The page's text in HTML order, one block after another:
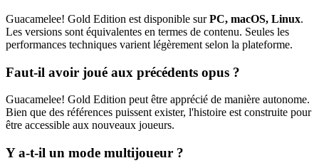
Guacamelee! Gold Edition est disponible surPC, macOS, Linux.
Les versions sont équivalentes en termes de contenu. Seules les
performances techniques varient légèrement selon la plateforme.
Faut-il avoir joué aux précédents opus ?
Guacamelee! Gold Edition peut être apprécié de manière autonome.
Bien que des références puissent exister, l'histoire est construite pour
être accessible aux nouveaux joueurs.
Y a-t-il un mode multijoueur ?